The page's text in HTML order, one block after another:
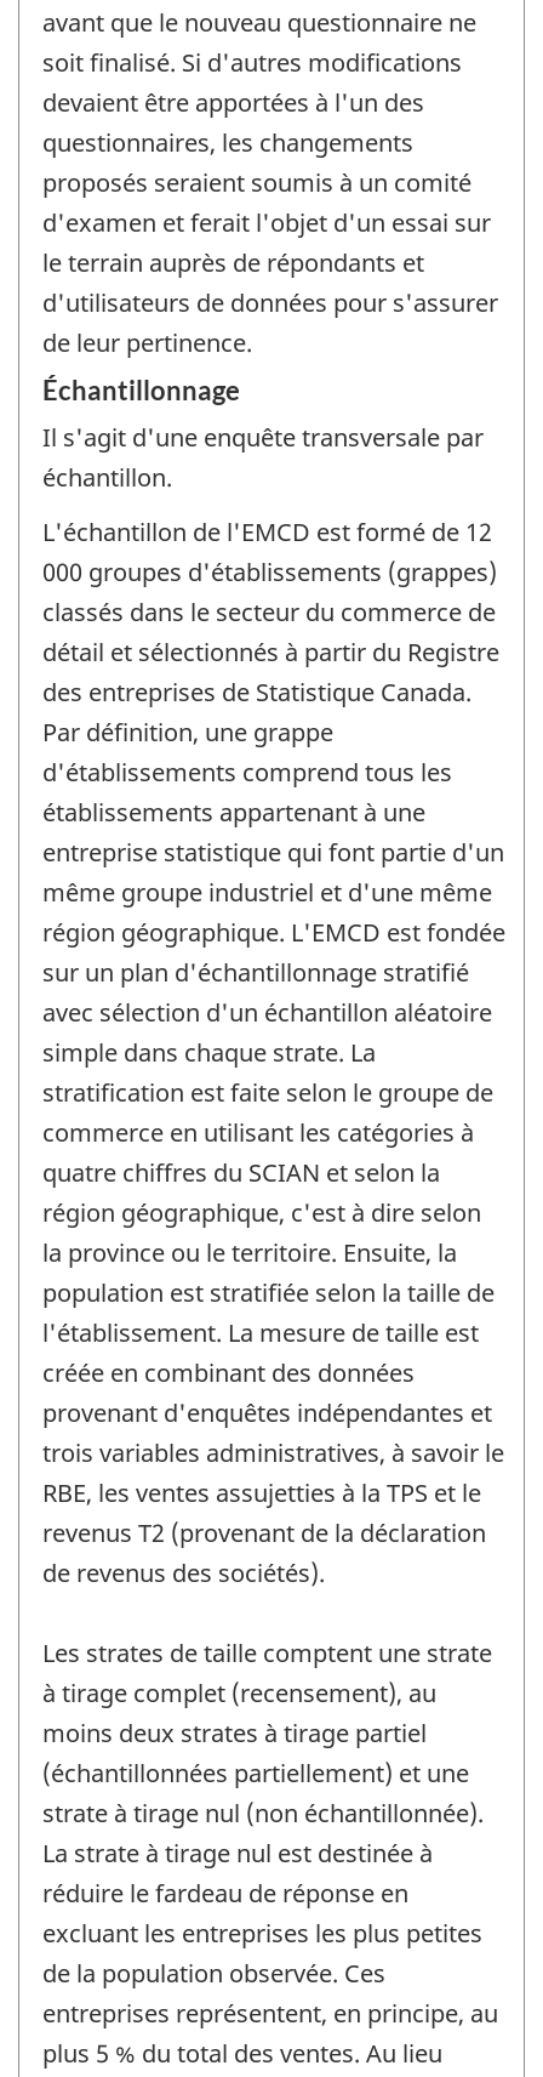
avant que le nouveau questionnaire ne
soit finalisé. Si d'autres modifications
devaient être apportées à l'un des
questionnaires, les changements
proposés seraient soumis à un comité
d'examen et ferait l'objet d'un essai sur
le terrain auprès de répondants et
d'utilisateurs de données pour s'assurer
de leur pertinence.
Échantillonnage
Il s'agit d'une enquête transversale par
échantillon.
L'échantillon de l'EMCD est formé de 12
000 groupes d'établissements (grappes)
classés dans le secteur du commerce de
détail et sélectionnés à partir du Registre
des entreprises de Statistique Canada.
Par définition, une grappe
d'établissements comprend tous les
établissements appartenant à une
entreprise statistique qui font partie d'un
même groupe industriel et d'une même
région géographique. L'EMCD est fondée
sur un plan d'échantillonnage stratifié
avec sélection d'un échantillon aléatoire
simple dans chaque strate. La
stratification est faite selon le groupe de
commerce en utilisant les catégories à
quatre chiffres du SCIAN et selon la
région géographique, c'est à dire selon
la province ou le territoire. Ensuite, la
population est stratifiée selon la taille de
l'établissement. La mesure de taille est
créée en combinant des données
provenant d'enquêtes indépendantes et
trois variables administratives, à savoir le
RBE, les ventes assujetties à la TPS et le
revenus T2 (provenant de la déclaration
de revenus des sociétés).
Les strates de taille comptent une strate
à tirage complet (recensement), au
moins deux strates à tirage partiel
(échantillonnées partiellement) et une
strate à tirage nul (non échantillonnée).
La strate à tirage nul est destinée à
réduire le fardeau de réponse en
excluant les entreprises les plus petites
de la population observée. Ces
entreprises représentent, en principe, au
plus 5 % du total des ventes. Au lieu